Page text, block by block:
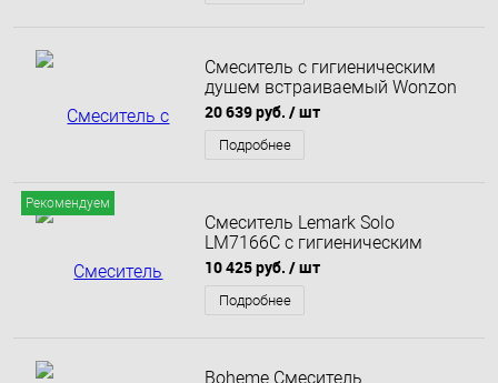
Смеситель с гигиеническим
душем встраиваемый Wonzon
& Woghand Diamond,
Брашированный никель (WW-
88829011-BN)
20 639 руб. / шт
Подробнее
Рекомендуем
Смеситель Lemark Solo
LM7166C с гигиеническим
душем, встраиваемый
10 425 руб. / шт
Подробнее
Boheme Смеситель